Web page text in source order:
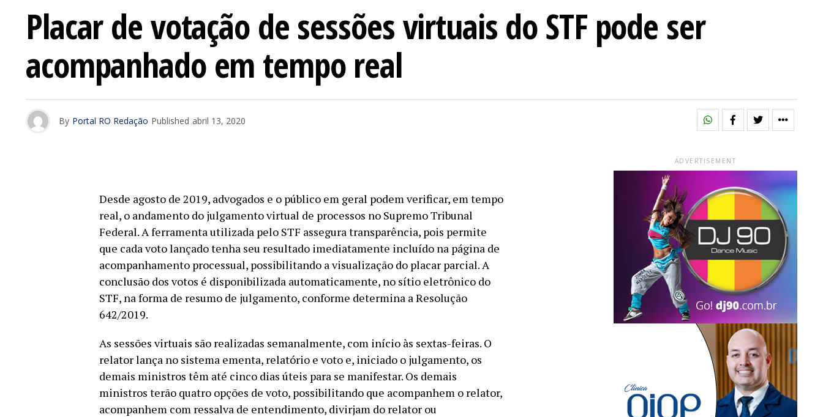
Placar de votação de sessões virtuais do STF pode ser
acompanhado em tempo real
By Portal RO Redação Published abril 13, 2020
Desde agosto de 2019, advogados e o público em geral podem verificar, em tempo
real, o andamento do julgamento virtual de processos no Supremo Tribunal
Federal. A ferramenta utilizada pelo STF assegura transparência, pois permite
que cada voto lançado tenha seu resultado imediatamente incluído na página de
acompanhamento processual, possibilitando a visualização do placar parcial. A
conclusão dos votos é disponibilizada automaticamente, no sítio eletrônico do
STF, na forma de resumo de julgamento, conforme determina a Resolução
642/2019.
As sessões virtuais são realizadas semanalmente, com início às sextas-feiras. O
relator lança no sistema ementa, relatório e voto e, iniciado o julgamento, os
demais ministros têm até cinco dias úteis para se manifestar. Os demais
ministros terão quatro opções de voto, possibilitando que acompanhem o relator,
acompanhem com ressalva de entendimento, divirjam do relator ou
ADVERTISEMENT